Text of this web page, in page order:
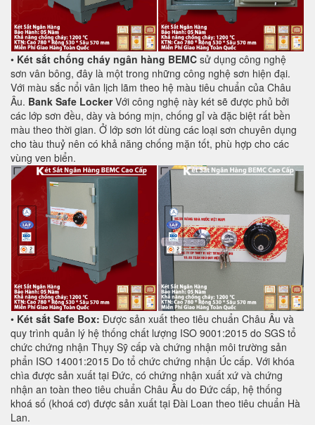
• Két sắt chống cháy ngân hàng BEMC sử dụng công nghệ
sơn vân bông, đây là một trong những công nghệ sơn hiện đại.
Với màu sắc nổi vân lịch lãm theo hệ màu tiêu chuẩn của Châu
Âu. Bank Safe LockerVới công nghệ này két sẽ được phủ bởi
các lớp sơn đều, dày và bóng mịn, chống gỉ và đặc biệt rất bền
màu theo thời gian. Ở lớp sơn lót dùng các loại sơn chuyên dụng
cho tàu thuỷ nên có khả năng chống mặn tốt, phù hợp cho các
vùng ven biển.
• Két sắt Safe Box: Được sản xuất theo tiêu chuẩn Châu Âu và
quy trình quản lý hệ thống chất lượng ISO 9001:2015 do SGS tổ
chức chứng nhận Thụy Sỹ cấp và chứng nhận môi trường sản
phẩn ISO 14001:2015 Do tổ chức chứng nhận Úc cấp. Với khóa
chìa được sản xuất tại Đức, có chứng nhận xuất xứ và chứng
nhận an toàn theo tiêu chuẩn Châu Âu do Đức cấp, hệ thống
khoá số (khoá cơ) được sản xuất tại Đài Loan theo tiêu chuẩn Hà
Lan.